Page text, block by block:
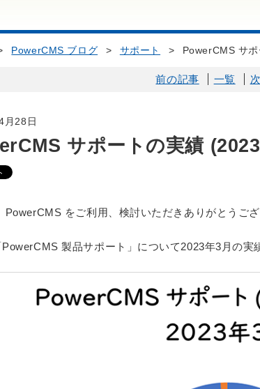
PowerCMS ブログ > サポート > PowerCMS サ
前の記事 一覧
月28日
サポートの実績
PowerCMS をご利用、検討いただきありがとうござ
製品サポート」について2023年3月の実